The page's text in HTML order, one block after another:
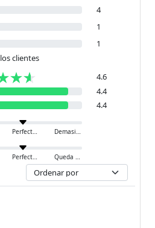
4
1
1
clientes
4.6
4.4
4.4
Perfecto Demasiado grande
Perfecto Queda holgado